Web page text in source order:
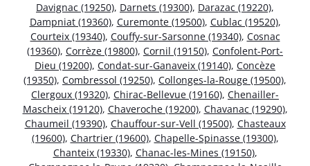
Davignac (19250), Darnets (19300), Darazac (19220),
Dampniat (19360), Curemonte (19500), Cublac (19520),
Courteix (19340), Couffy-sur-Sarsonne (19340), Cosnac
(19360), Corrèze (19800), Cornil (19150), Confolent-Port-
Dieu (19200), Condat-sur-Ganaveix (19140), Concèze
(19350), Combressol (19250), Collonges-la-Rouge (19500),
Clergoux (19320), Chirac-Bellevue (19160), Chenailler-
Mascheix (19120), Chaveroche (19200), Chavanac (19290),
Chaumeil (19390), Chauffour-sur-Vell (19500), Chasteaux
(19600), Chartrier (19600), Chapelle-Spinasse (19300),
Chanteix (19330), Chanac-les-Mines (19150),